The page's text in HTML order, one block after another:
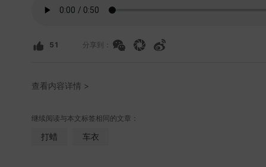
51 分享到：
查看内容详情 >
继续阅读与本文标签相同的文章：
打蜡 车衣